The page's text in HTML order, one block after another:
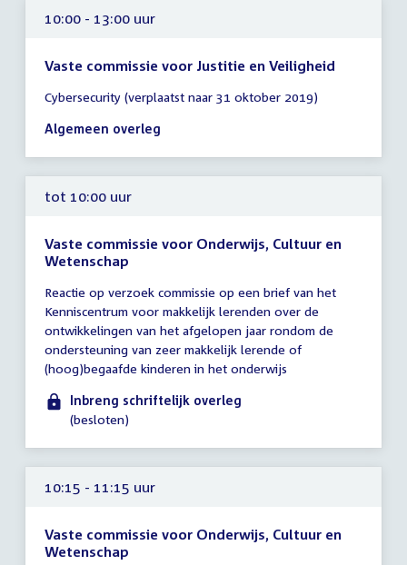
10:00 - 13:00 uur
Vaste commissie voor Justitie en Veiligheid
vergadering
10:00
13:00
uur
Cybersecurity (verplaatst naar 31 oktober 2019)
Algemeen overleg
tot 10:00 uur
Vaste commissie voor Onderwijs, Cultuur en
Wetenschap
vergadering
tot
10:00
uur
Reactie op verzoek commissie op een brief van het
Kenniscentrum voor makkelijk lerenden over de
ontwikkelingen van het afgelopen jaar rondom de
ondersteuning van zeer makkelijk lerende of
(hoog)begaafde kinderen in het onderwijs
Inbreng schriftelijk overleg
(besloten)
10:15 - 11:15 uur
Vaste commissie voor Onderwijs, Cultuur en
Wetenschap